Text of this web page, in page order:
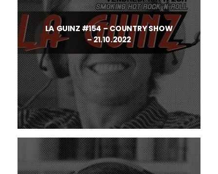
LA GUINZ #154 – COUNTRY SHOW
– 21.10.2022